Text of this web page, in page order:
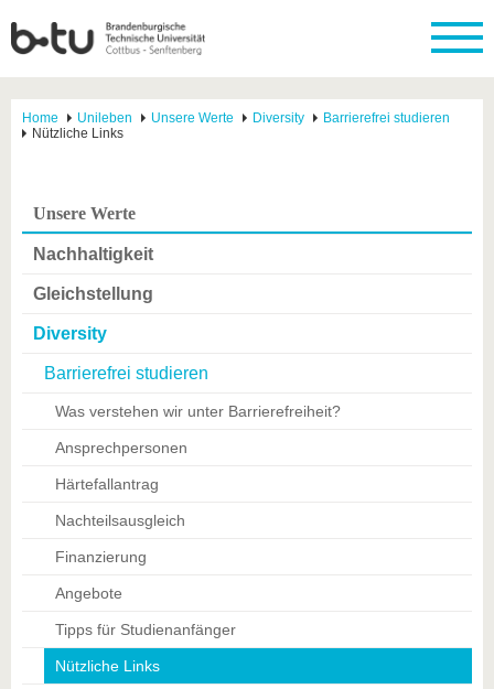
Home Unileben Unsere Werte Diversity
Barrierefrei studieren
Nützliche Links
Unsere Werte
Nachhaltigkeit
Gleichstellung
Diversity
Barrierefrei studieren
Was verstehen wir unter Barrierefreiheit?
Ansprechpersonen
Härtefallantrag
Nachteilsausgleich
Finanzierung
Angebote
Tipps für Studienanfänger
Nützliche Links